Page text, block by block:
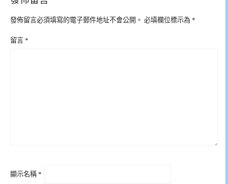
發佈留言必須填寫的電子郵件地址不會公開。 必填欄位標示為 *
留言 *
顯示名稱 *